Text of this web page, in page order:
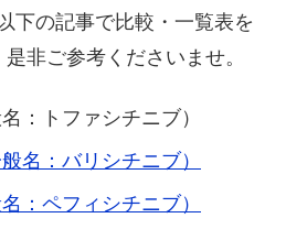
下の記事で比較・一覧表を
非ご参考くださいませ。
：トファシチニブ）
名：バリシチニブ）
：ペフィシチニブ）